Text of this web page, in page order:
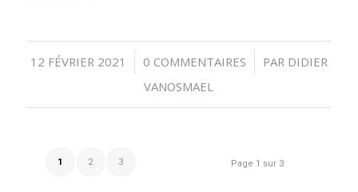
12 FÉVRIER 2021
/ 0 COMMENTAIRES
/ PAR DIDIER
VANOSMAEL
Page 1 sur 3
1 2 3